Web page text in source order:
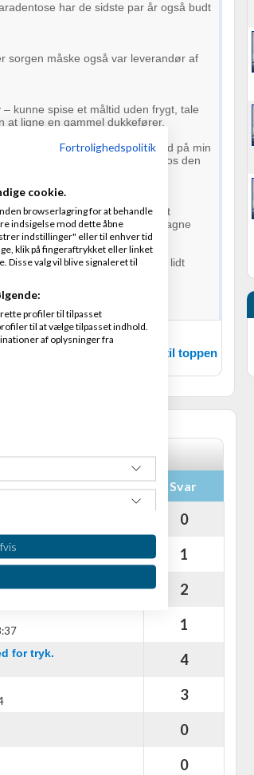
har de sidste par år også budt
sorgen måske også var leverandør af
kunne spise et måltid uden frygt, tale
at ligne en gammel dukkefører.
og samlet næsten 90.000kr ind på min
her i Danmark hos den
selvfølgelig også psykisk.
eller småt, vil jeg være evigt
du meget gerne dele min kampagne
hjælpe mig med at få smilet (og lidt
Tilbage til toppen
Svar
0
1
2
1
for tryk. 4
3
0
0
Fortrolighedspolitik
cookie.
browserlagring for at behandle
indsigelse mod dette åbne
indstillinger" eller til enhver tid
klik på fingeraftrykket eller linket
Disse valg vil blive signaleret til
profiler til tilpasset
til at vælge tilpasset indhold.
af oplysninger fra